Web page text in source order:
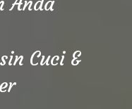
Cuci &